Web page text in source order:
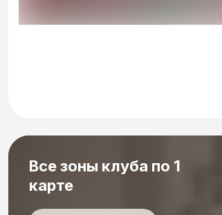
Все зоны клуба по 1
карте